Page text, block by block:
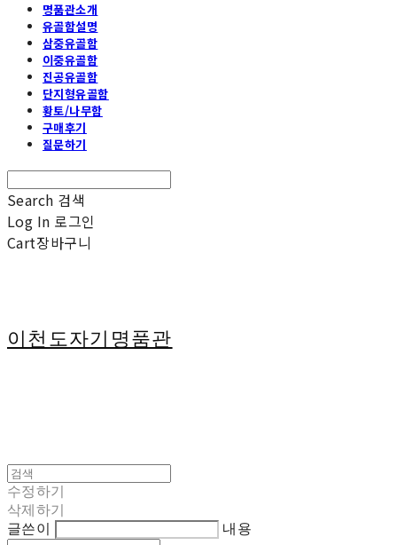
명품관소개
유골함설명
삼중유골함
이중유골함
진공유골함
단지형유골함
황토/나무함
구매후기
질문하기
Search 검색
Log In 로그인
Cart장바구니
이천도자기명품관
수정하기
삭제하기
글쓴이
내용